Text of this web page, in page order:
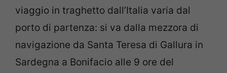
viaggio in traghetto dall’Italia varia dal
porto di partenza: si va dalla mezzora di
navigazione da Santa Teresa di Gallura in
Sardegna a Bonifacio alle 9 ore del